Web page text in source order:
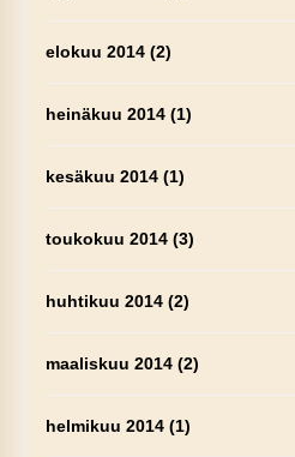
elokuu 2014(2)
heinäkuu 2014(1)
kesäkuu 2014(1)
toukokuu 2014(3)
huhtikuu 2014(2)
maaliskuu 2014(2)
helmikuu 2014(1)